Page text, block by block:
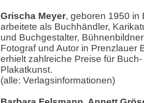
Grischa Meyer, geboren 1950 in
arbeitete als Buchhändler,
und Buchgestalter,
Fotograf und Autor in Prenzlauer
erhielt zahlreiche Preise für
Plakatkunst.
(alle: Verlagsinformationen)